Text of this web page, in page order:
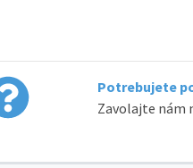
Potrebujete
Zavolajte nám